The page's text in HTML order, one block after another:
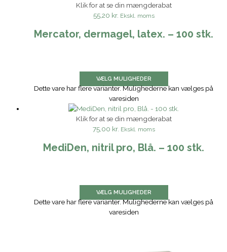
Klik for at se din mængderabat
55,20 kr. Ekskl. moms
Mercator, dermagel, latex. – 100 stk.
VÆLG MULIGHEDER
Dette vare har flere varianter. Mulighederne kan vælges på
varesiden
Klik for at se din mængderabat
75,00 kr. Ekskl. moms
MediDen, nitril pro, Blå. – 100 stk.
VÆLG MULIGHEDER
Dette vare har flere varianter. Mulighederne kan vælges på
varesiden